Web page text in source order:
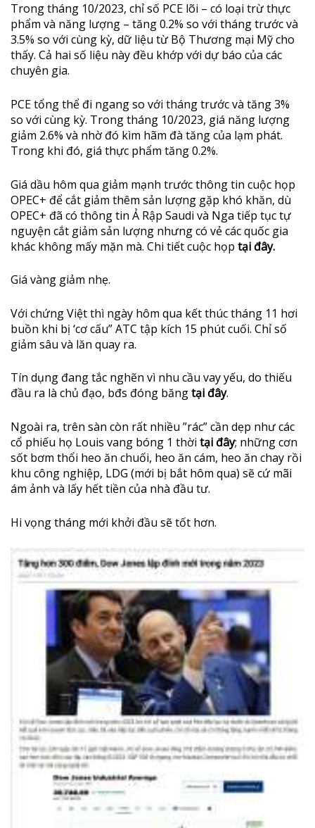
Trong tháng 10/2023, chỉ số PCE lõi – có loại trừ thực
phẩm và năng lượng – tăng 0.2% so với tháng trước và
3.5% so với cùng kỳ, dữ liệu từ Bộ Thương mại Mỹ cho
thấy. Cả hai số liệu này đều khớp với dự báo của các
chuyên gia.
PCE tổng thể đi ngang so với tháng trước và tăng 3%
so với cùng kỳ. Trong tháng 10/2023, giá năng lượng
giảm 2.6% và nhờ đó kìm hãm đà tăng của lạm phát.
Trong khi đó, giá thực phẩm tăng 0.2%.
Giá dầu hôm qua giảm mạnh trước thông tin cuộc họp
OPEC+ để cắt giảm thêm sản lượng gặp khó khăn, dù
OPEC+ đã có thông tin Ả Rập Saudi và Nga tiếp tục tự
nguyện cắt giảm sản lượng nhưng có vẻ các quốc gia
khác không mấy mặn mà. Chi tiết cuộc họp tại đây.
Giá vàng giảm nhẹ.
Với chứng Việt thì ngày hôm qua kết thúc tháng 11 hơi
buồn khi bị ‘cơ cấu” ATC tập kích 15 phút cuối. Chỉ số
giảm sâu và lăn quay ra.
Tín dụng đang tắc nghẽn vì nhu cầu vay yếu, do thiếu
đầu ra là chủ đạo, bđs đóng băngtại đây.
Ngoài ra, trên sàn còn rất nhiều ”rác” cần dẹp như các
cổ phiếu họ Louis vang bóng 1 thời tại đây; những cơn
sốt bơm thổi heo ăn chuối, heo ăn cám, heo ăn chay rồi
khu công nghiệp, LDG (mới bị bắt hôm qua) sẽ cứ mãi
ám ảnh và lấy hết tiền của nhà đầu tư.
Hi vọng tháng mới khởi đầu sẽ tốt hơn.